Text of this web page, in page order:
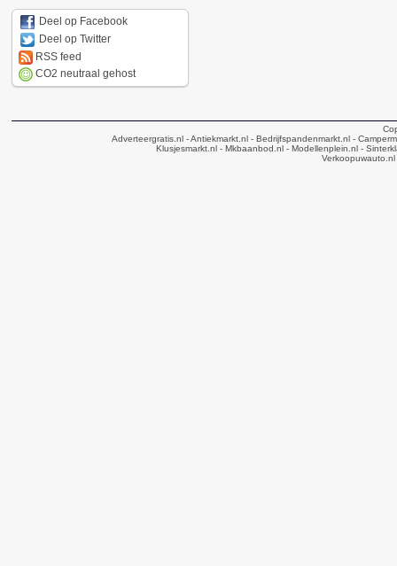
Deel op Facebook
Deel op Twitter
RSS feed
CO2 neutraal gehost
Adverteergratis.nl - Antiekmarkt.nl - Bedrijfspandenmarkt.nl -
Klusjesmarkt.nl- Mkbaanbod.nl- Modellenplein.nl-
Verkoopuwauto.nl